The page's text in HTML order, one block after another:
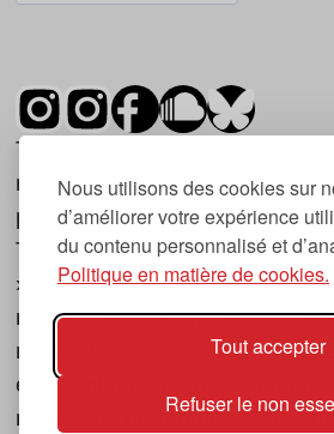
Nous utilisons des cookies sur
d’améliorer votre expérience
du contenu personnalisé et
Politique en matière de cookies.
Tout accepter
Refuser le non
Tsugi est un mensuel
musique et les nouvelles
première parution date de
Tsugi en japonais signifie «
», ce qui correspond à la
magazine, à l’affût des
musicales, qu’elles viennent
électronique, du rock ou du hip
nouveaux phénomènes de